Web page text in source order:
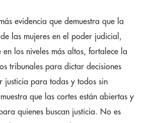
evidencia que demuestra que la
las mujeres en el poder judicial,
en los niveles más altos, fortalece la
tribunales para dictar decisiones
justicia para todas y todos sin
que las cortes están abiertas y
quienes buscan justicia. No es